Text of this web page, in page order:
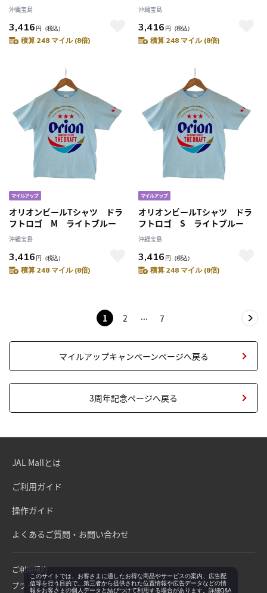
沖縄宝島
3,416 円 （税込）
積算 248 マイル (8倍)
沖縄宝島
3,416 円 （税込）
積算 248 マイル (8倍)
オリオンビールTシャツ ドラ
フトロゴ M ライトブルー
沖縄宝島
3,416 円 （税込）
積算 248 マイル (8倍)
オリオンビールTシャツ ドラ
フトロゴ S ライトブルー
沖縄宝島
3,416 円 （税込）
積算 248 マイル (8倍)
1 2 7
マイルアップキャンペーンページへ戻る
3周年記念ページへ戻る
JAL Mallとは
ご利用ガイド
操作ガイド
よくあるご質問・お問い合わせ
ご利用規約
プライバシーポリシー
このサイトでは、お客さまに適したお得な商品やサービスの案内、広告配
信等を行う目的で、第三者から提供された位置情報や広告データなどの情
報をお客さまの個人データと結びつけて利用する場合があります。詳細Q&A